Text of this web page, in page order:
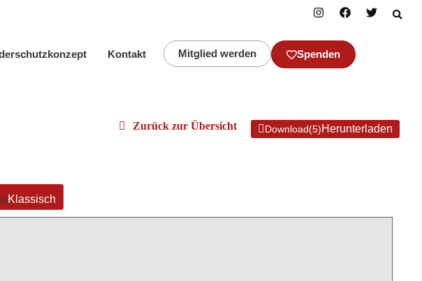
Kontakt Mitglied werden Spenden
Download(5)